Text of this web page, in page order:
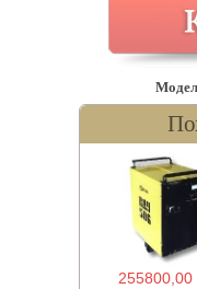
255800,00